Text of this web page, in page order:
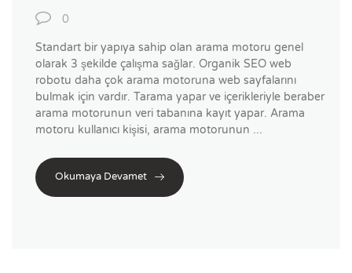
0
Standart bir yapıya sahip olan arama motoru genel
olarak 3 şekilde çalışma sağlar. Organik SEO web
robotu daha çok arama motoruna web sayfalarını
bulmak için vardır. Tarama yapar ve içerikleriyle beraber
arama motorunun veri tabanına kayıt yapar. Arama
motoru kullanıcı kişisi, arama motorunun ...
Okumaya Devamet